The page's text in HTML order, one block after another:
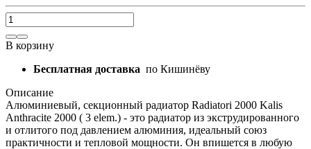
В корзину
Бесплатная доставка по Кишинёву
Описание
Алюминиевый, секционный радиатор Radiatori 2000 Kalis
Anthracite 2000 ( 3 elem.) - это радиатор из экструдированного
и отлитого под давлением алюминия, идеальный союз
практичности и тепловой мощности. Он впишется в любую